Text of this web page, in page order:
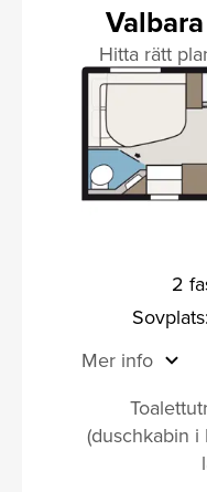
Hitta rätt
2
Mer info
(duschkabin i